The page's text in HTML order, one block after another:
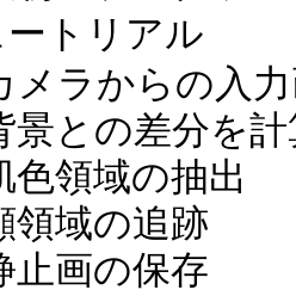
ートリアル
メラからの入
景との差分を
色領域の抽出
領域の追跡
止画の保存